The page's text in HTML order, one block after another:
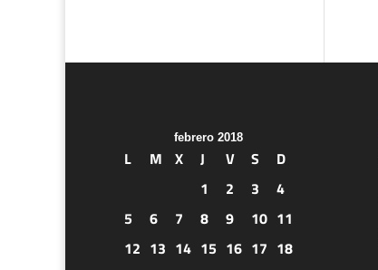
febrero 2018
L M X J V S
D
1
2 3
4
5
6 7 8 9 10 11
12 13 14 15 16 17 18